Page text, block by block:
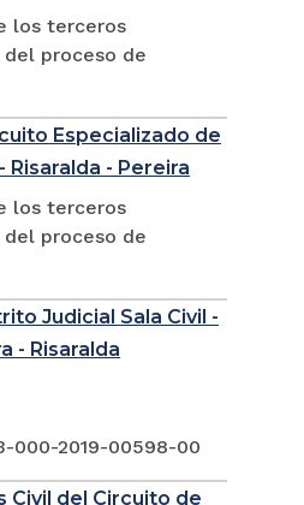
los terceros
proceso de
Especializado de
Risaralda - Pereira
los terceros
proceso de
Judicial Sala Civil -
- Risaralda
000-2019-00598-00
Civil del Circuito de